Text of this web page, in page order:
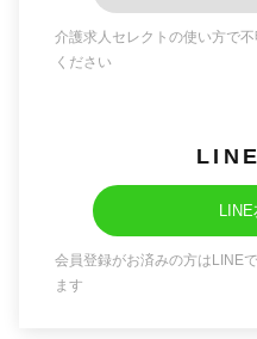
介護求人セレクトの使い方で
ください
会員登録がお済みの方はLINE
ます